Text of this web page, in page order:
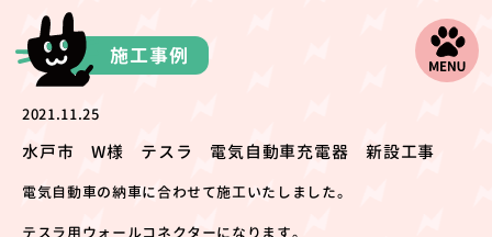
施工事例
2021.11.25
水戸市 W様 テスラ 電気自動車充電器 新設工事
電気自動車の納車に合わせて施工いたしました。
テスラ用ウォールコネクターになります。